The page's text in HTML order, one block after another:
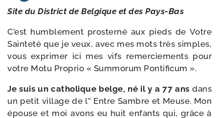
Site du District de Belgique et des Pays-Bas
C’est hum­ble­ment pros­ter­né aux pieds de Votre
Sainteté que je veux, avec mes mots très simples,
vous expri­mer ici mes vifs remer­cie­ments pour
votre Motu Proprio « Summorum Pontificum ».
Je suis un catho­lique belge, né il y a 77 ans dans
un petit vil­lage de l” Entre Sambre et Meuse. Mon
épouse et moi avons eu huit enfants qui, grâce à